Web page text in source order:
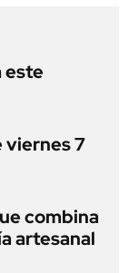
este
viernes 7
combina
artesanal